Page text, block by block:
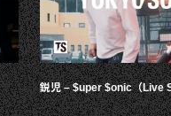
鋭児 – $uper $onic（Live